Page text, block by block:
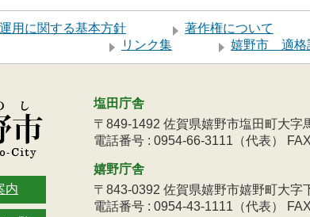
用に関する基本方針 著作権について
リンク集
嬉野市 適格
内
塩田庁舎
〒849-1492 佐賀県嬉野市塩田町大字
電話番号 : 0954-66-3111（代表）
嬉野庁舎
〒843-0392 佐賀県嬉野市嬉野町大字
電話番号 : 0954-43-1111（代表）